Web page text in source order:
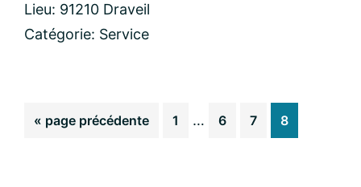
Lieu: 91210 Draveil
Catégorie: Service
« Aller
page précédente
Go
1
Pages
…
Go
6
Go
7
Go
to
8